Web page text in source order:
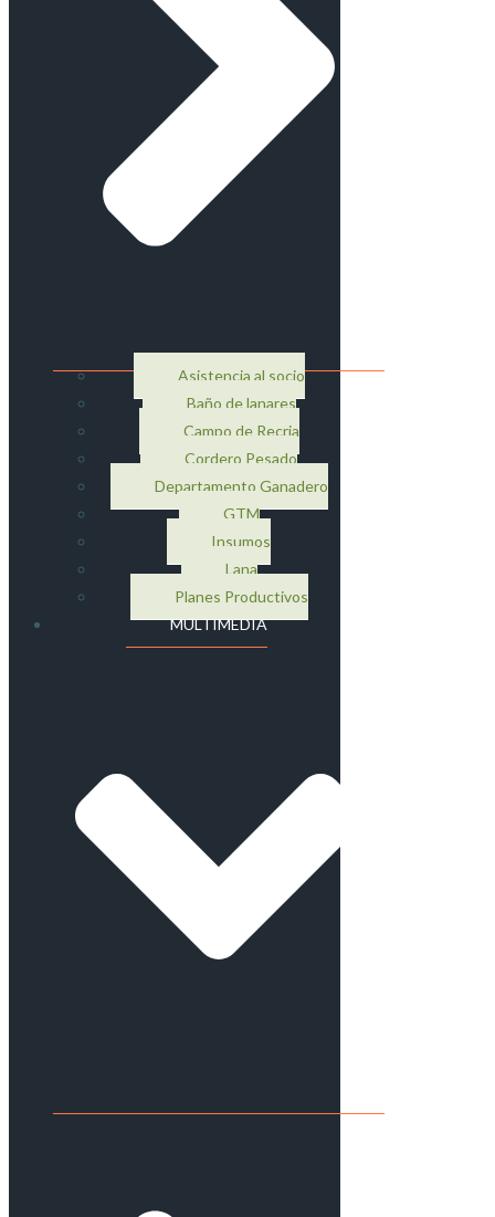
Asistencia al socio
Baño de lanares
Campo de Recria
Cordero Pesado
Departamento Ganadero
GTM
Insumos
Lana
Planes Productivos
MULTIMEDIA